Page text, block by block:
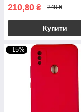
210,80 ₴ 248 ₴
Купити
–15%